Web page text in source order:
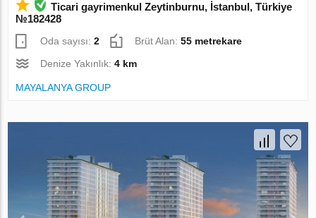
Ticari gayrimenkul Zeytinburnu, İstanbul, Türkiye
№182428
Oda sayısı:2 Brüt Alan:55 metrekare
Denize Yakınlık:4 km
MAYALANYA GROUP